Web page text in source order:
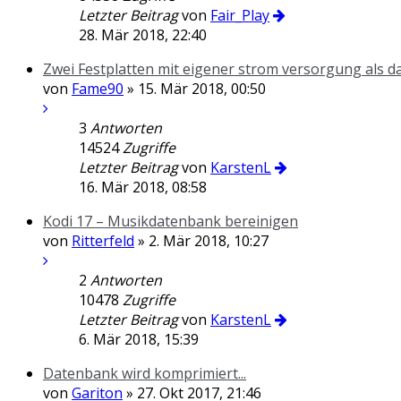
Letzter Beitragvon Fair_Play
28. Mär 2018, 22:40
Zwei Festplatten mit eigener strom versorgung als
von Fame90 » 15. Mär 2018, 00:50
3 Antworten
14524Zugriffe
Letzter Beitragvon KarstenL
16. Mär 2018, 08:58
Kodi 17 – Musikdatenbank bereinigen
von Ritterfeld » 2. Mär 2018, 10:27
2 Antworten
10478 Zugriffe
Letzter Beitragvon KarstenL
6. Mär 2018, 15:39
Datenbank wird komprimiert...
von Gariton » 27. Okt 2017, 21:46